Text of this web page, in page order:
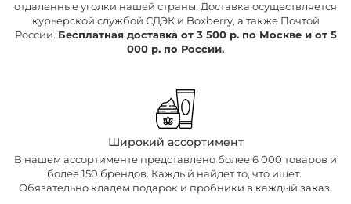
отдаленные уголки нашей страны. Доставка осуществляется
курьерской службой СДЭК и Boxberry, а также Почтой
России. Бесплатная доставка от 3 500 р. по Москве и от 5
000 р. по России.
Широкий ассортимент
В нашем ассортименте представлено более 6 000 товаров и
более 150 брендов. Каждый найдет то, что ищет.
Обязательно кладем подарок и пробники в каждый заказ.